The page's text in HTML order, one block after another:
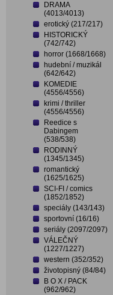
DRAMA
(4013/4013)
erotický (217/217)
HISTORICKÝ
(742/742)
horror (1668/1668)
hudební / muzikál
(642/642)
KOMEDIE
(4556/4556)
krimi / thriller
(4556/4556)
Reedice s
Dabingem
(538/538)
RODINNÝ
(1345/1345)
romantický
(1625/1625)
SCI-FI / comics
(1852/1852)
speciály (143/143)
sportovní (16/16)
seriály (2097/2097)
VÁLEČNÝ
(1227/1227)
western (352/352)
životopisný (84/84)
B O X / PACK
(962/962)